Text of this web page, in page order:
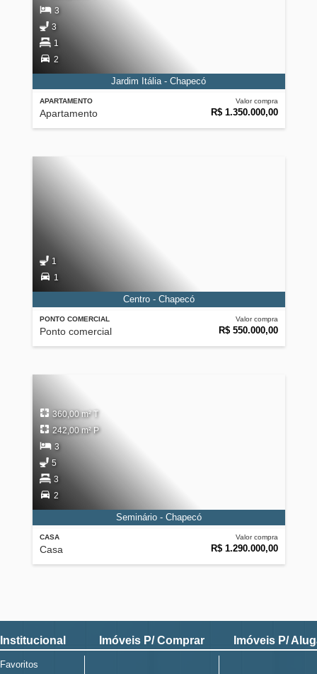
APARTAMENTO
Apartamento
Valor compra
R$ 1.350.000,00
3
3
1
2
Jardim Itália - Chapecó
PONTO COMERCIAL
Ponto comercial
Valor compra
R$ 550.000,00
1
1
Centro - Chapecó
CASA
Casa
Valor compra
R$ 1.290.000,00
360,00 m² T
242,00 m² P
3
5
3
2
Seminário - Chapecó
Institucional
Favoritos
Imóveis P/ Comprar Imóveis P/